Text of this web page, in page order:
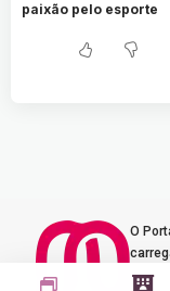
paixão pelo esporte
O
e